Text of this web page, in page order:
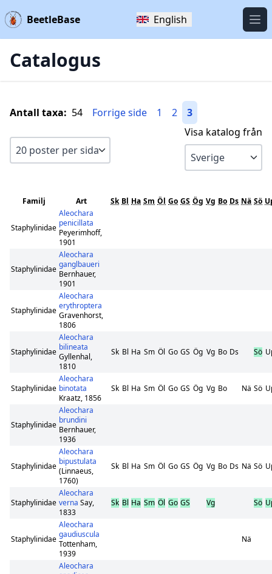
BeetleBase English
Catalogus
Antall taxa: 54 Forrige side 1 2
3
Visa katalog från
Familj Art Sk Bl Ha Sm Öl Go GS Ög Vg Bo Ds Nä Sö
Staphylinidae
Aleochara
penicillata
Peyerimhoff,
1901
Staphylinidae
Aleochara
ganglbaueri
Bernhauer,
1901
Staphylinidae
Aleochara
erythroptera
Gravenhorst,
1806
Staphylinidae
Aleochara
bilineata
Gyllenhal,
1810
Sk Bl Ha Sm Öl Go GS Ög Vg Bo Ds Sö
Staphylinidae
Aleochara
binotata
Kraatz, 1856
Sk Bl Ha Sm Öl Go GS Ög Vg Bo Nä Sö
Staphylinidae
Aleochara
brundini
Bernhauer,
1936
Staphylinidae
Aleochara
bipustulata
(Linnaeus,
1760)
Sk Bl Ha Sm Öl Go GS Ög Vg Bo Ds Nä Sö
Staphylinidae
Aleochara
verna Say,
1833
Sk Bl Ha Sm Öl Go GS Vg Sö
Staphylinidae
Aleochara
gaudiuscula
Tottenham,
1939
Nä
Aleochara